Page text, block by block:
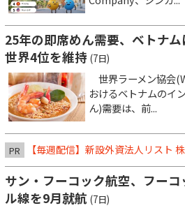
25年の即席めん需要、ベトナ
世界4位を維持 (7日)
世界ラーメン協会
おけるベトナムのイ
ん)需要は、前...
PR 【毎週配信】新設外資法人リスト
サン・フーコック航空、フー
ル線を9月就航 (7日)